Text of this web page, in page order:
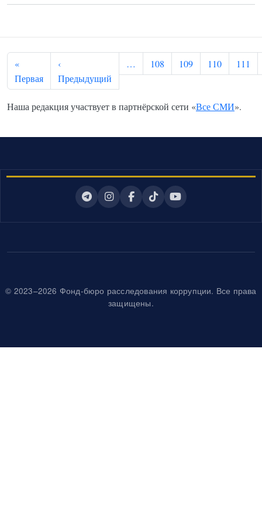
Нумерация страниц
«
ПерваяПервая страница
‹
Предыдущий Предыдущая страница
… 108 109 110 111
Наша редакция участвует в партнёрской сети «Все СМИ».
© 2023–2026 Фонд-бюро расследования коррупции. Все права
защищены.